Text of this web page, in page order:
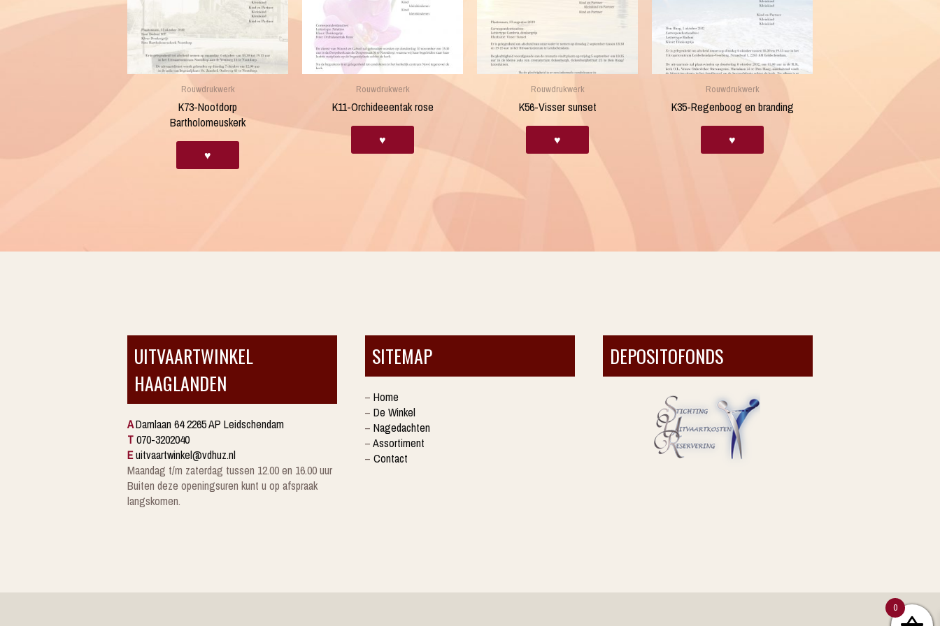
Rouwdrukwerk
K73-Nootdorp
Bartholomeuskerk
♥
Rouwdrukwerk
K11-Orchideeentak rose
♥
Rouwdrukwerk
K56-Visser sunset
♥
Rouwdrukwerk
K35-Regenboog en branding
♥
UITVAARTWINKEL
HAAGLANDEN
ADamlaan 64 2265 AP Leidschendam
T070-3202040
Euitvaartwinkel@vdhuz.nl
Maandag t/m zaterdag tussen 12.00 en 16.00 uur
Buiten deze openingsuren kunt u op afspraak
langskomen.
SITEMAP
– Home
– De Winkel
– Nagedachten
–Assortiment
– Contact
DEPOSITOFONDS
0